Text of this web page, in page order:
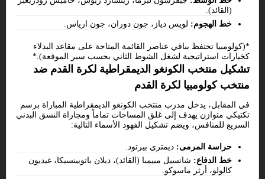
(القائد).
خط الهجوم: لويس دياز، جون دوران، جون ارياس.
*(كولومبيا تحتفظ بباقي عناصر القائمة المتاحة على مقاعد البدلاء
كخيارات استراتيجية لشغل الشوط الثاني بحسب سير الموقعة).*
تشكيل منتخب الكونغو الديمقراطية لكرة القدم ضد
منتخب كولومبيا لكرة القدم
في المقابل، يدخل مدرب منتخب الكونغو الديمقراطية المباراة برسم
تكتيكي متوازن يهدف إلى غلق المساحات تماماً ومجاراة النسق البدني
السريع للمنافس، ويضم تشكيل الفهود الأسماء التالية:
حراسة المرمى: ديمتري بيرتود.
خط الدفاع: شانسيل مبيمبا (القائد)، ديلان باتوبينسيكا، غيديون
كالولو، أرثر ماسوكو.